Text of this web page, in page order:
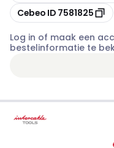
Kopiëren
Cebeo ID 7581825
Log in of maak een
bestelinformatie te